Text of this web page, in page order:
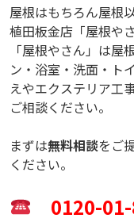
屋根はもちろん屋根
植田板金店「屋根や
「屋根やさん」は
ン・浴室・洗面・ト
えやエクステリア工
ご相談ください。
まずは無料相談をご
ください。
0120-